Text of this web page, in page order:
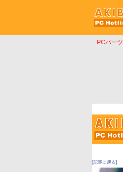
PCパーツ
[記事に戻る]